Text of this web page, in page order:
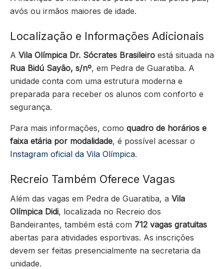
avós ou irmãos maiores de idade.
Localização e Informações Adicionais
A Vila Olímpica Dr. Sócrates Brasileiro está situada na
Rua Bidú Sayão, s/nº, em Pedra de Guaratiba. A
unidade conta com uma estrutura moderna e
preparada para receber os alunos com conforto e
segurança.
Para mais informações, como quadro de horários e
faixa etária por modalidade, é possível acessar o
Instagram oficial da Vila Olímpica.
Recreio Também Oferece Vagas
Além das vagas em Pedra de Guaratiba, a Vila
Olímpica Didi, localizada no Recreio dos
Bandeirantes, também está com 712 vagas gratuitas
abertas para atividades esportivas. As inscrições
devem ser feitas presencialmente na secretaria da
unidade.